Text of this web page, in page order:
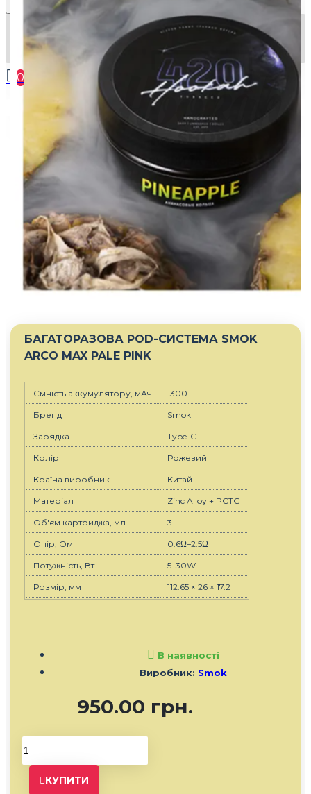
0
Ваш кошик порожній :(
БАГАТОРАЗОВА POD-СИСТЕМА SMOK
ARCO MAX PALE PINK
Ємність аккумулятору, мАч 1300
Бренд Smok
Зарядка Type-C
Колір Рожевий
Країна виробник Китай
Матеріал Zinc Alloy + PCTG
Об'єм картриджа, мл 3
Опір, Ом 0.6Ω–2.5Ω
Потужність, Вт 5–30W
Розмір, мм 112.65 × 26 × 17.2
950.00 грн.
В наявності
Виробник: Smok
КУПИТИ